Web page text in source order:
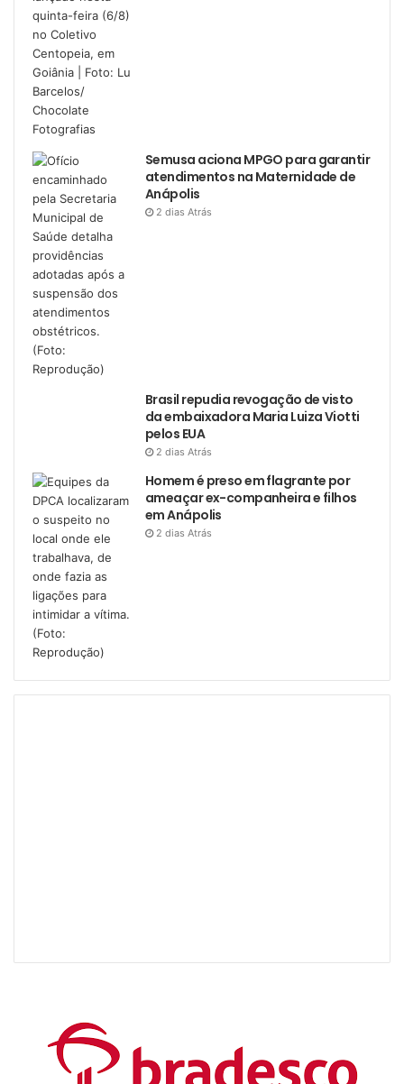
Semusa aciona MPGO para garantir
atendimentos na Maternidade de
Anápolis
2 dias Atrás
Brasil repudia revogação de visto
da embaixadora Maria Luiza Viotti
pelos EUA
2 dias Atrás
Homem é preso em flagrante por
ameaçar ex-companheira e filhos
em Anápolis
2 dias Atrás